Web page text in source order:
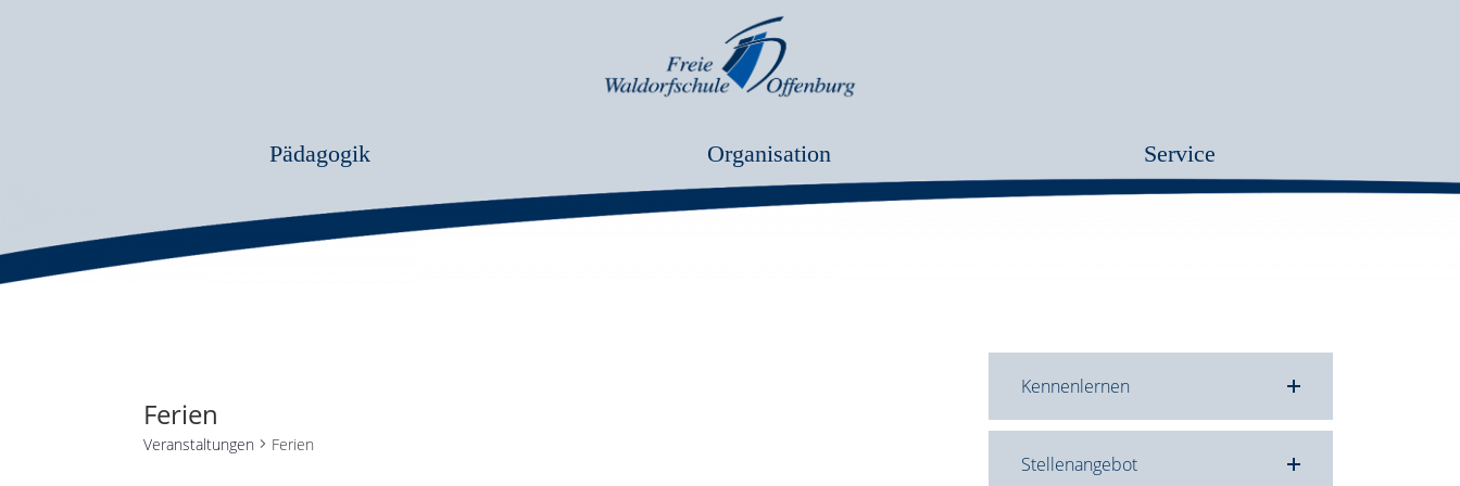
Pädagogik Organisation Service
Ferien
Veranstaltungen Ferien
Kennenlernen
Stellenangebot